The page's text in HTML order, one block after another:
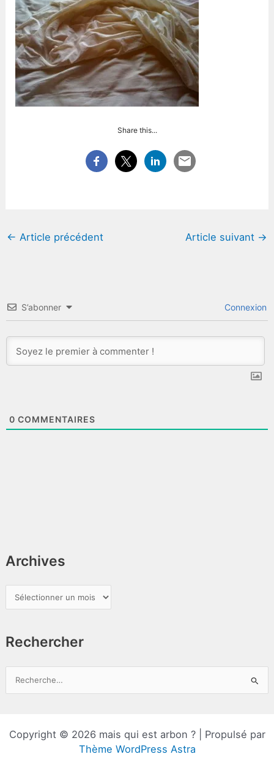
Archives
r
h
Rechercher
Share this...
← Article précédent Article suivant →
S’abonner Connexion
0 COMMENTAIRES
Copyright © 2026 mais qui est arbon ? | Propulsé par
Thème WordPress Astra